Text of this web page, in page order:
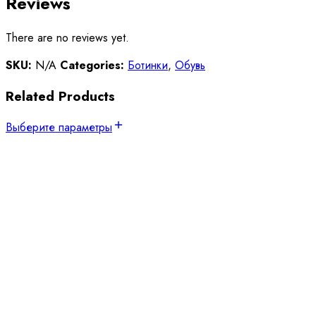
There are no reviews yet.
SKU: N/A Categories: Ботинки, Обувь
Related Products
Выберите параметры